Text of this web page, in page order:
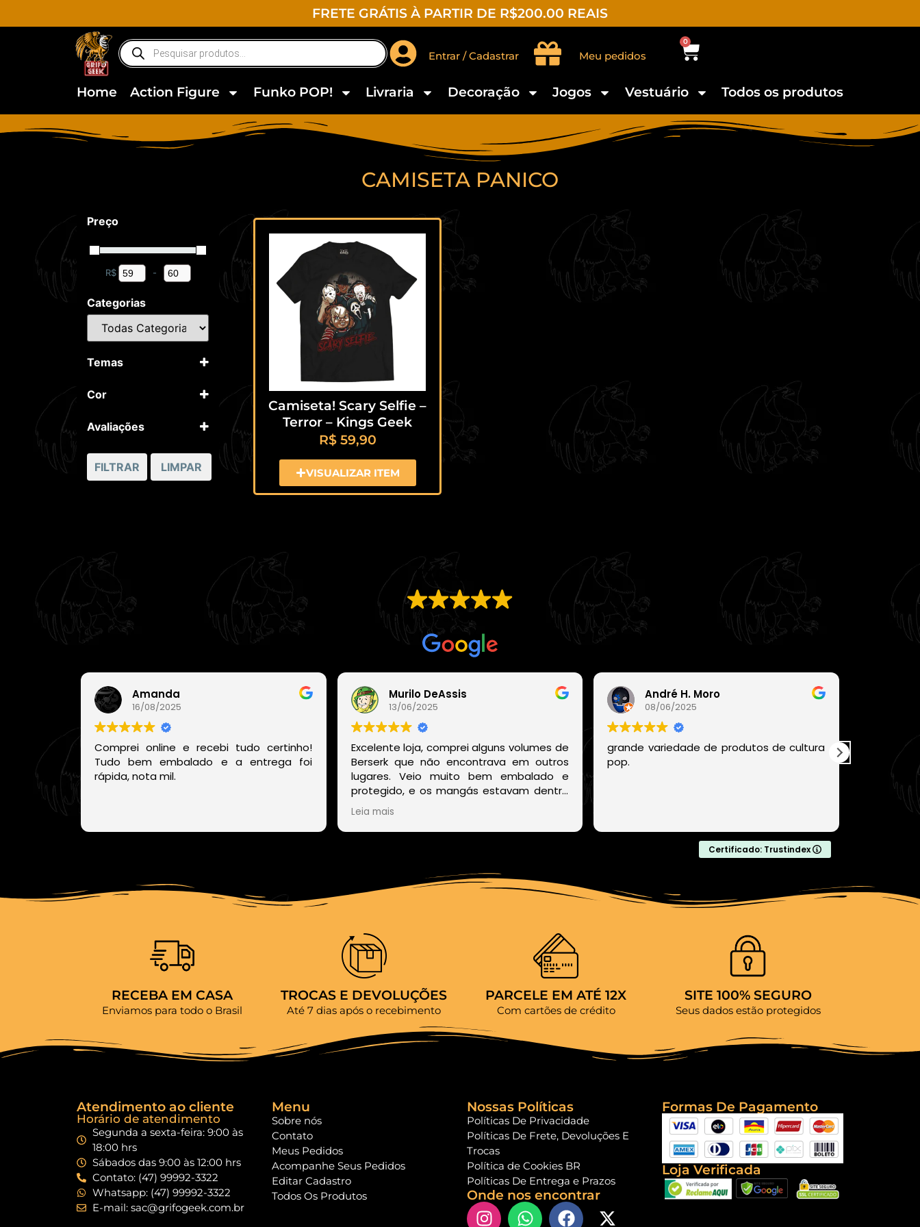
FRETE GRÁTIS À PARTIR DE R$200.00 REAIS
Entrar / Cadastrar Meu pedidos
0
Home Action Figure Funko POP! Livraria Decoração Jogos Vestuário Todos os produtos
CAMISETA PANICO
Preço
R$ Minimum Price
-Maximum Price
Categorias
Temas
Cor
Avaliações
3 ou mais
FILTRAR LIMPAR
Camiseta! Scary Selfie –
Terror – Kings Geek
R$59,90
VISUALIZAR ITEM
EXCELENTE
Com base em 21 avaliações
Amanda
16/08/2025
Comprei online e recebi tudo certinho!
Tudo bem embalado e a entrega foi
rápida, nota mil.
Murilo DeAssis
13/06/2025
Excelente loja, comprei alguns volumes de
Berserk que não encontrava em outros
lugares. Veio muito bem embalado e
protegido, e os mangás estavam dentro
de um embrulho muito bonito. E o site
deles também é muito fácil de encontrar
os volumes disponíveis sem precisar ficar
Leia mais
André H. Moro
08/06/2025
grande variedade de produtos de cultura
pop.
chegou
com
com
comprar
Certificado: Trustindex
RECEBA EM CASA
Enviamos para todo o Brasil
TROCAS E DEVOLUÇÕES
Até 7 dias após o recebimento
PARCELE EM ATÉ 12X
Com cartões de crédito
SITE 100% SEGURO
Seus dados estão protegidos
Atendimento ao cliente
Horário de atendimento
Segunda a sexta-feira: 9:00 às
18:00 hrs
Sábados das 9:00 às 12:00 hrs
Contato: (47) 99992-3322
Whatsapp: (47) 99992-3322
E-mail: sac@grifogeek.com.br
Menu
Sobre nós
Contato
Meus Pedidos
Acompanhe Seus Pedidos
Editar Cadastro
Todos Os Produtos
Nossas Políticas
Políticas De Privacidade
Políticas De Frete, Devoluções E
Trocas
Política de Cookies BR
Políticas De Entrega e Prazos
Onde nos encontrar
Formas De Pagamento
Loja Verificada